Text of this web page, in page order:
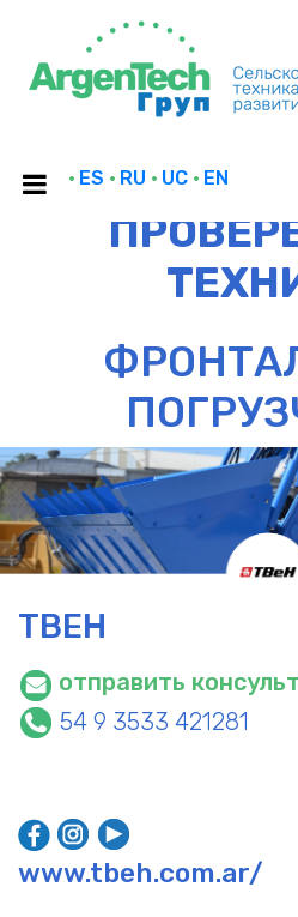
· ES · RU · UC · EN
TBEH
отправить
54 9 3533 421281
www.tbeh.com.ar/